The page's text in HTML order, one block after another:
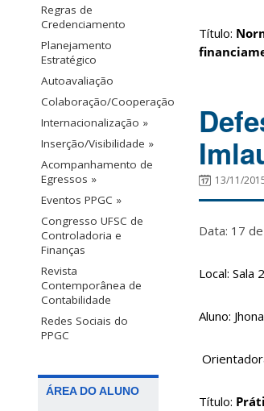
Regras de
Credenciamento
Planejamento
Estratégico
Autoavaliação
Colaboração/Cooperação
Internacionalização »
Inserção/Visibilidade »
Acompanhamento de
Egressos »
Eventos PPGC »
Congresso UFSC de
Controladoria e
Finanças
Revista
Contemporânea de
Contabilidade
Redes Sociais do
PPGC
ÁREA DO ALUNO
Título:
13/11/
Data: 17
Local: Sala
Aluno:
Título: